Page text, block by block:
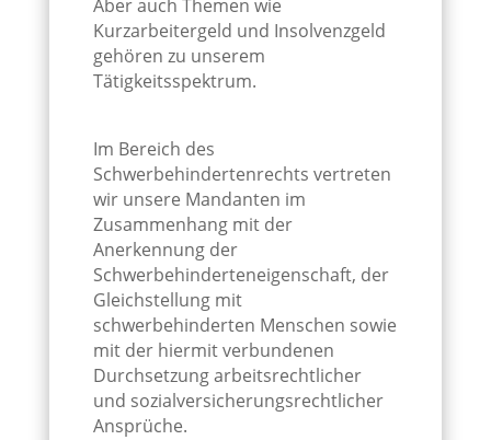
Aber auch Themen wie
Kurzarbeitergeld und Insolvenzgeld
gehören zu unserem
Tätigkeitsspektrum.
Im Bereich des
Schwerbehindertenrechts vertreten
wir unsere Mandanten im
Zusammenhang mit der
Anerkennung der
Schwerbehinderteneigenschaft, der
Gleichstellung mit
schwerbehinderten Menschen sowie
mit der hiermit verbundenen
Durchsetzung arbeitsrechtlicher
und sozialversicherungsrechtlicher
Ansprüche.